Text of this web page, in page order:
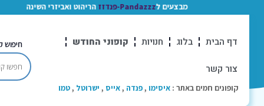
מבצעים לPandazzz-פנדזז הריהוט ואביזרי השינה
דף הבית בלוג חנויות קופוני החודש
צור קשר
קופונים חמים באתר : איסימו ,פנדה ,אייס , ישרוטל ,טמו
חיפוש